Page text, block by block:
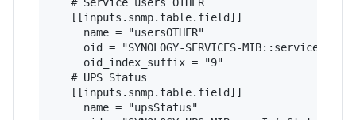
   [[inputs.snmp.table.field]]
     name = "usersOTHER"
     oid = "SYNOLOGY-SERVICES-MIB::serviceUsers"
     oid_index_suffix = "9"
   # UPS Status
   [[inputs.snmp.table.field]]
     name = "upsStatus"